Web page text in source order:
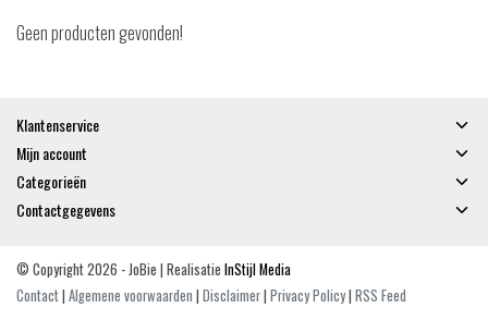
Geen producten gevonden!
Klantenservice
Mijn account
Categorieën
Contactgegevens
© Copyright 2026 - JoBie | Realisatie InStijl Media
Contact| Algemene voorwaarden | Disclaimer| Privacy Policy| RSS Feed